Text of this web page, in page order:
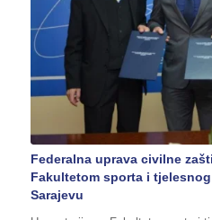
Federalna uprava civilne
Fakultetom sporta i
Sarajevu